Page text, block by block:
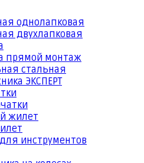
однолапковая
двухлапковая
прямой монтаж
стальная
ЭКСПЕРТ
жилет
инструментов